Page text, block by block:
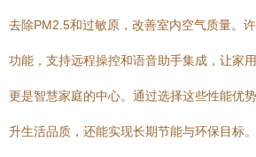
去除PM2.5和过敏原，改善室内空气质量。
功能，支持远程操控和语音助手集成，让家
更是智慧家庭的中心。通过选择这些性能优
升生活品质，还能实现长期节能与环保目标